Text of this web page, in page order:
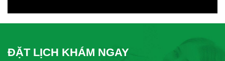
ĐẶT LỊCH KHÁM NGAY